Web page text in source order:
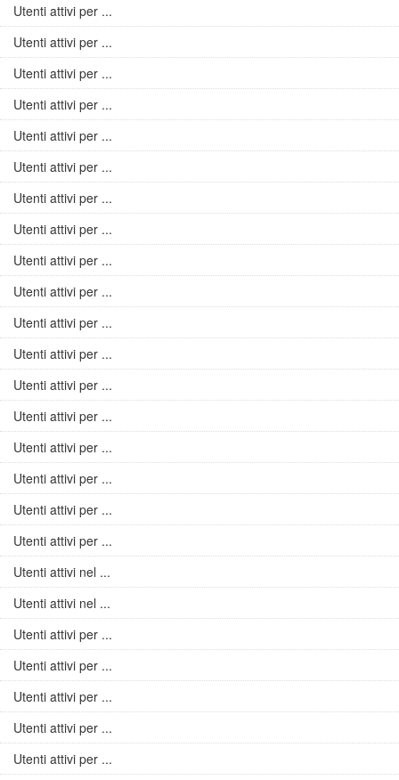
Utenti attivi per ...
Utenti attivi per ...
Utenti attivi per ...
Utenti attivi per ...
Utenti attivi per ...
Utenti attivi per ...
Utenti attivi per ...
Utenti attivi per ...
Utenti attivi per ...
Utenti attivi per ...
Utenti attivi per ...
Utenti attivi per ...
Utenti attivi per ...
Utenti attivi per ...
Utenti attivi per ...
Utenti attivi per ...
Utenti attivi per ...
Utenti attivi per ...
Utenti attivi nel ...
Utenti attivi nel ...
Utenti attivi per ...
Utenti attivi per ...
Utenti attivi per ...
Utenti attivi per ...
Utenti attivi per ...